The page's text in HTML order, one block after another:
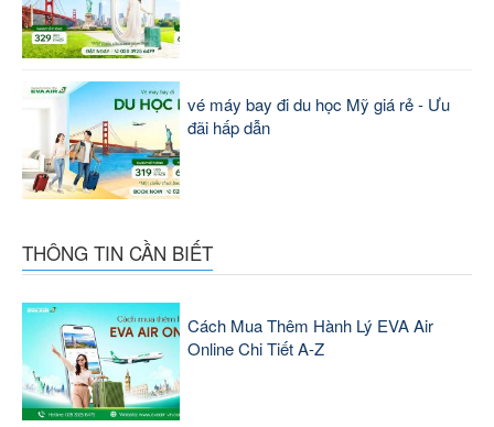
vé máy bay đi du học Mỹ giá rẻ - Ưu
đãi hấp dẫn
THÔNG TIN CẦN BIẾT
Cách Mua Thêm Hành Lý EVA Air
Online Chi Tiết A-Z